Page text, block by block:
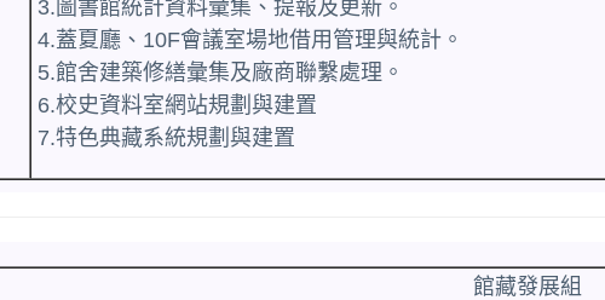
3.圖書館統計資料彙集、提報及更新。
4.蓋夏廳、10F會議室場地借用管理與統計。
5.館舍建築修繕彙集及廠商聯繫處理。
6.校史資料室網站規劃與建置
7.特色典藏系統規劃與建置
館藏發展組